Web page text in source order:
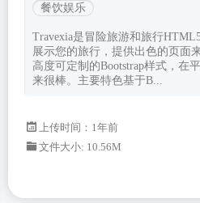
餐饮娱乐
Travexia是冒险旅游和旅行
展示您的旅行，提供出色的页面
高度可定制的Bootstrap样式，在
来很棒。主要特色基于B...
上传时间：1年前
文件大小: 10.56M